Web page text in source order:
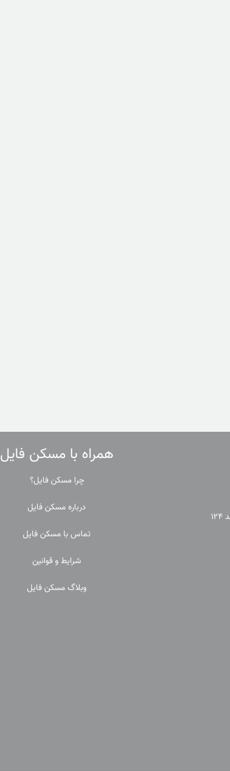
همراه با مسکن فایل
چرا مسکن فایل؟
درباره مسکن فایل
تماس با مسکن فایل
شرایط و قوانین
وبلاگ مسکن فایل